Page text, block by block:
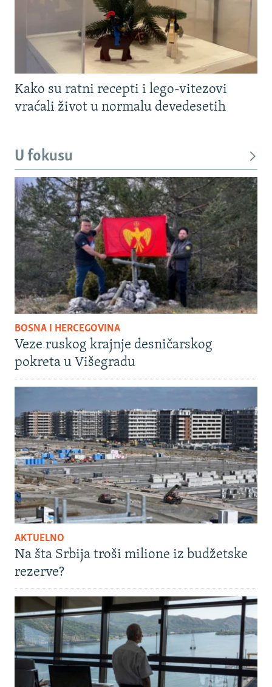
Kako su ratni recepti i lego-vitezovi
vraćali život u normalu devedesetih
U fokusu
BOSNA I HERCEGOVINA
Veze ruskog krajnje desničarskog
pokreta u Višegradu
AKTUELNO
Na šta Srbija troši milione iz budžetske
rezerve?